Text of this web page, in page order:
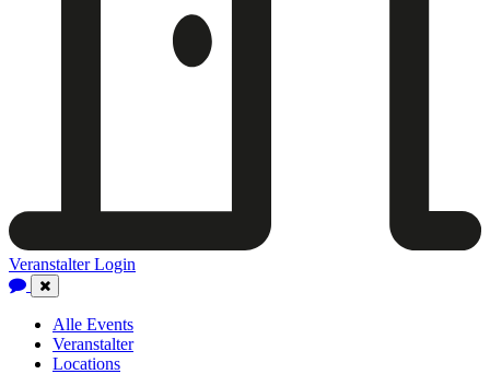
Veranstalter Login
Close
Navigation
Alle Events
Veranstalter
Locations